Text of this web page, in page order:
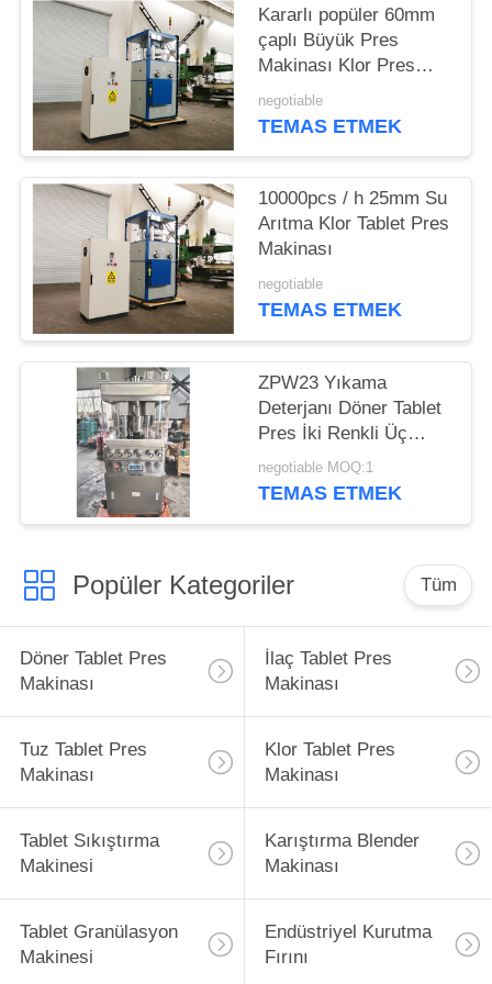
HARITASI
PRIVACY
POLICY
Kararlı popüler 60mm
çaplı Büyük Pres
Makinası Klor Pres
Makinası
negotiable
TEMAS ETMEK
10000pcs / h 25mm Su
Arıtma Klor Tablet Pres
Makinası
negotiable
TEMAS ETMEK
ZPW23 Yıkama
Deterjanı Döner Tablet
Pres İki Renkli Üç
Renkli
negotiable MOQ:1
TEMAS ETMEK
Popüler Kategoriler Tüm
Döner Tablet Pres
Makinası
İlaç Tablet Pres
Makinası
Tuz Tablet Pres
Makinası
Klor Tablet Pres
Makinası
Tablet Sıkıştırma
Makinesi
Karıştırma Blender
Makinası
Tablet Granülasyon
Makinesi
Endüstriyel Kurutma
Fırını